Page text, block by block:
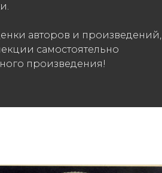
авторов и произведений,
самостоятельно
произведения!